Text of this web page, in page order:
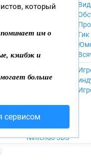
который
им о
кэшбэк и
больше
сервисом
PSP
iPhone, iPod,
MacOS
NES
Wii U
PS4
Xbox One
Nintendo 3DS
Гик